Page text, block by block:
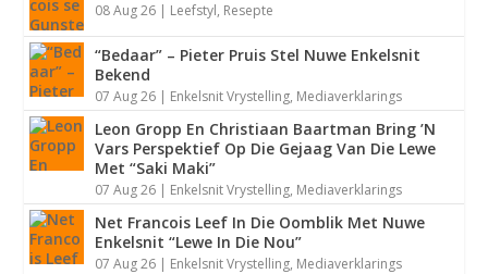
Dassie En Robbie Wessels Vat Die Pad Met
Nuwe Enke...
08 Aug 26 | Leefstyl, Resepte
“Bedaar” – Pieter Pruis Stel Nuwe Enkelsnit
Bekend
07 Aug 26 | Enkelsnit Vrystelling, Mediaverklarings
Leon Gropp En Christiaan Baartman Bring ’N
Vars Perspektief Op Die Gejaag Van Die Lewe
Met “Saki Maki”
07 Aug 26 | Enkelsnit Vrystelling, Mediaverklarings
Net Francois Leef In Die Oomblik Met Nuwe
Enkelsnit “Lewe In Die Nou”
07 Aug 26 | Enkelsnit Vrystelling, Mediaverklarings